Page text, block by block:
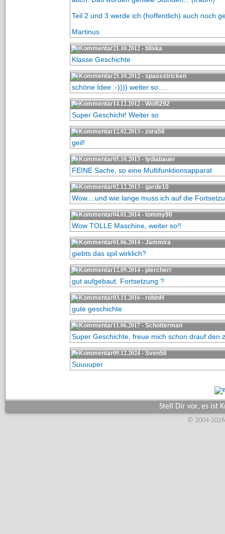
Teil 2 und 3 werde ich (hoffentlich) auch noch
Martinus
21.10.2012- bliska
Klasse Geschichte
25.10.2012- spassstricken
schöne Idee :-)))) weiter so.....
14.12.2012- Wolfi292
Super Geschicht! Weiter so
12.02.2013- zora56
geil!
05.10.2013- lydiabauer
FEINE Sache, so eine Multifunktionsapparat
02.12.2013- garde10
Wow....und wie lange muss ich auf die
04.01.2014- tommy90
Wow TOLLE Maschine, weiter so!!
01.06.2014- Jammira
giebts das spil wirklich?
12.09.2014- piercherr
gut aufgebaut. Fortsetzung ?
03.11.2016- robinH
gute geschichte
11.06.2017- Schotterman
Super Geschichte, freue mich schon drauf den
09.12.2024- Sven56
Suuuuper
Stell Dir vor, es ist
© 2004-